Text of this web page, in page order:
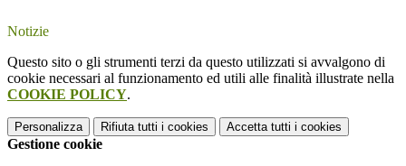
Notizie
Questo sito o gli strumenti terzi da questo utilizzati si avvalgono di
cookie necessari al funzionamento ed utili alle finalità illustrate nella
COOKIE POLICY.
Personalizza Rifiuta tutti i cookies Accetta tutti i cookies
Gestione cookie